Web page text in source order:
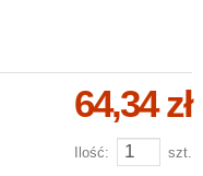
64,34 zł
Ilość: szt.